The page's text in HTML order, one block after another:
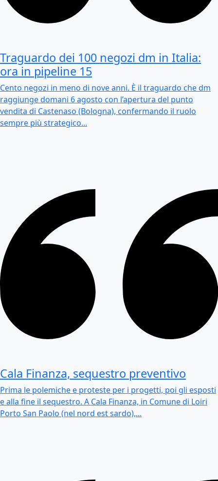
Traguardo dei 100 negozi dm in Italia:
ora in pipeline 15
Cento negozi in meno di nove anni. È il traguardo che dm
raggiunge domani 6 agosto con l’apertura del punto
vendita di Castenaso (Bologna), confermando il ruolo
sempre più strategico...
Cala Finanza, sequestro preventivo
Prima le polemiche e proteste per i progetti, poi gli esposti
e alla fine il sequestro. A Cala Finanza, in Comune di Loiri
Porto San Paolo (nel nord est sardo),...